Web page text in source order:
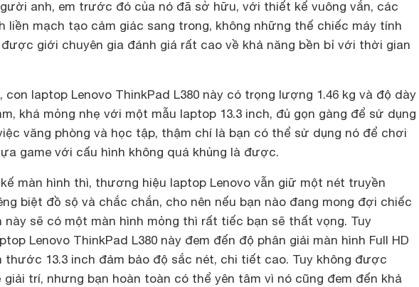
anh, em trước đó của nó đã sở hữu, với thiết kế vuông vắn, các
liền mạch tạo cảm giác sang trong, không những thế chiếc máy tính
giới chuyên gia đánh giá rất cao về khả năng bền bỉ với thời gian
con laptop Lenovo ThinkPad L380 này có trọng lượng 1.46 kg và độ dày
khá mỏng nhẹ với một mẫu laptop 13.3 inch, đủ gọn gàng để sử dụng
văng phòng và học tập, thậm chí là bạn có thể sử dụng nó để chơi
game với cấu hình không quá khủng là được.
màn hình thì, thương hiệu laptop Lenovo vẫn giữ một nét truyền
biệt đồ sộ và chắc chắn, cho nên nếu bạn nào đang mong đợi chiếc
này sẽ có một màn hình mỏng thì rất tiếc bạn sẽ thất vọng. Tuy
Lenovo ThinkPad L380 này đem đến độ phân giải màn hình Full HD
thước 13.3 inch đảm bảo độ sắc nét, chi tiết cao. Tuy không được
giải trí, nhưng bạn hoàn toàn có thể yên tâm vì nó cũng đem đến khả